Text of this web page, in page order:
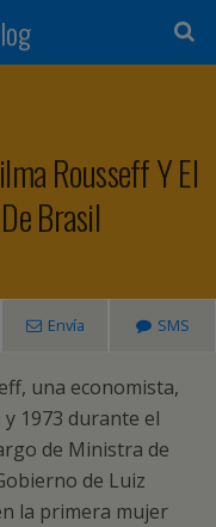
Rousseff Y El
Brasil
Envía SMS
una economista,
1973 durante el
de Ministra de
de Luiz
la primera mujer